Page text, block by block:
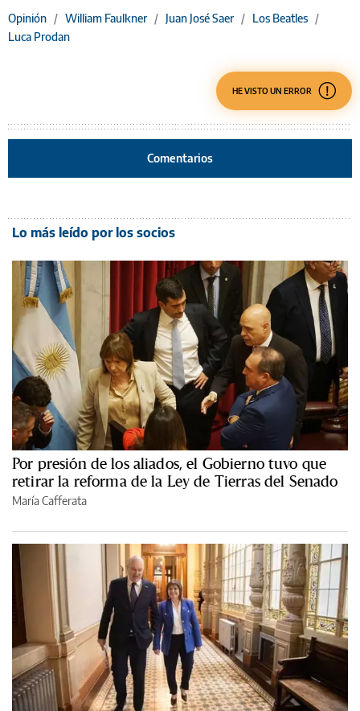
Opinión / William Faulkner / Juan José Saer / Los Beatles /
Luca Prodan
HE VISTO UN ERROR
Comentarios
Lo más leído por los socios
Por presión de los aliados, el Gobierno tuvo que
retirar la reforma de la Ley de Tierras del Senado
María Cafferata